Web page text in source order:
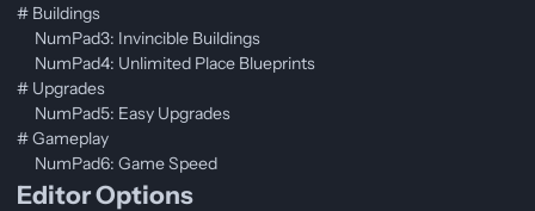
# Buildings
NumPad3: Invincible Buildings
NumPad4: Unlimited Place Blueprints
# Upgrades
NumPad5: Easy Upgrades
# Gameplay
NumPad6: Game Speed
Editor Options